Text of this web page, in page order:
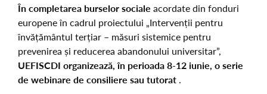
În completarea burselor sociale acordate din fonduri
europene în cadrul proiectului „Intervenții pentru
învățământul terțiar – măsuri sistemice pentru
prevenirea și reducerea abandonului universitar”,
UEFISCDI organizează, în perioada 8-12 iunie, o serie
de webinare de consiliere sau tutorat .